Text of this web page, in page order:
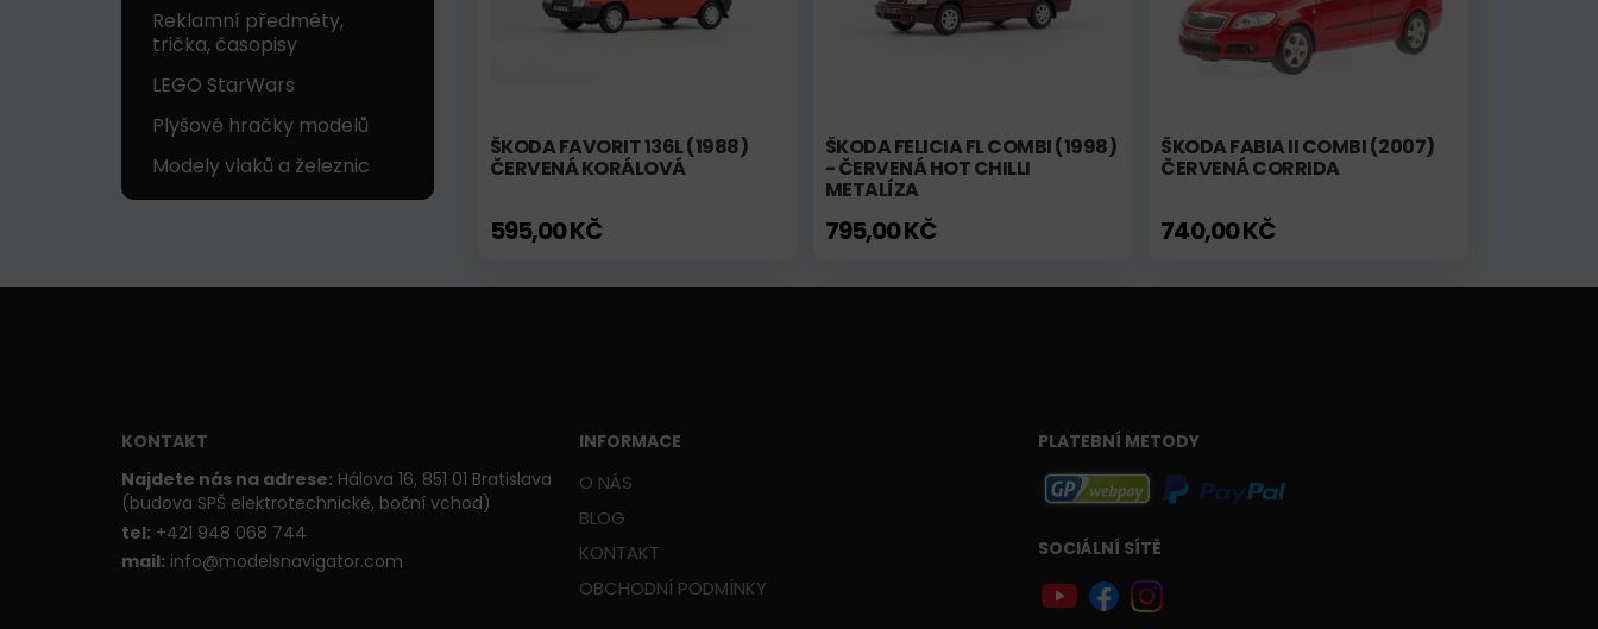
Reklamní předměty,
trička, časopisy
LEGO StarWars
Plyšové hračky modelů
Modely vlaků a železnic
ŠKODA FAVORIT 136L (1988)
ČERVENÁ KORÁLOVÁ
595,00 KČ
ŠKODA FELICIA FL COMBI (1998)
- ČERVENÁ HOT CHILLI
METALÍZA
795,00 KČ
ŠKODA FABIA II COMBI (2007)
ČERVENÁ CORRIDA
740,00 KČ
KONTAKT
Najdete nás na adrese: Hálova 16, 851 01 Bratislava
(budova SPŠ elektrotechnické, boční vchod)
tel: +421 948 068 744
mail: info@modelsnavigator.com
INFORMACE
O NÁS
BLOG
KONTAKT
OBCHODNÍ PODMÍNKY
PLATEBNÍ METODY
SOCIÁLNÍ SÍTĚ